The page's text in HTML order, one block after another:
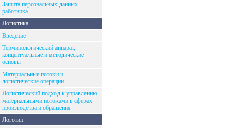
Защита персональных данных
работника
Логистика
Введение
Терминологический аппарат,
концептуальные и методические
основы
Материальные потоки и
логистические операции
Логистический подход к управлению
материальными потоками в сферах
производства и обращения
Логотип